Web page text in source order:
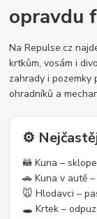
opravdu
Na Repulse.cz
krtkům, vosám i
zahrady i pozemky
ohradníků a
⚙️
🦝 Kuna –
🚗 Kuna v autě
🐭 Hlodavci –
🕳️ Krtek –